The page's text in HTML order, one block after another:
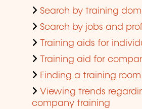
Search by training
Search by jobs and
Training aids for
Training aid for
Finding a training room
Viewing trends
company training